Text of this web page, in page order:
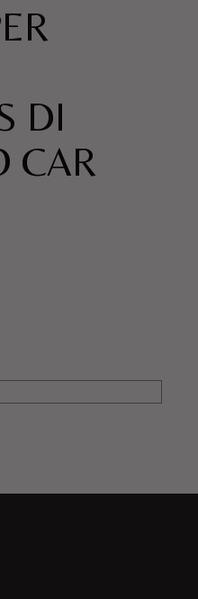
DI
CAR